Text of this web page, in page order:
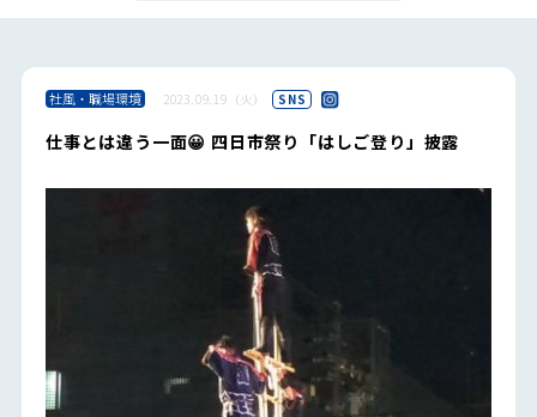
社風・職場環境 2023.09.19（火） SNS
仕事とは違う一面😀 四日市祭り「はしご登り」披露